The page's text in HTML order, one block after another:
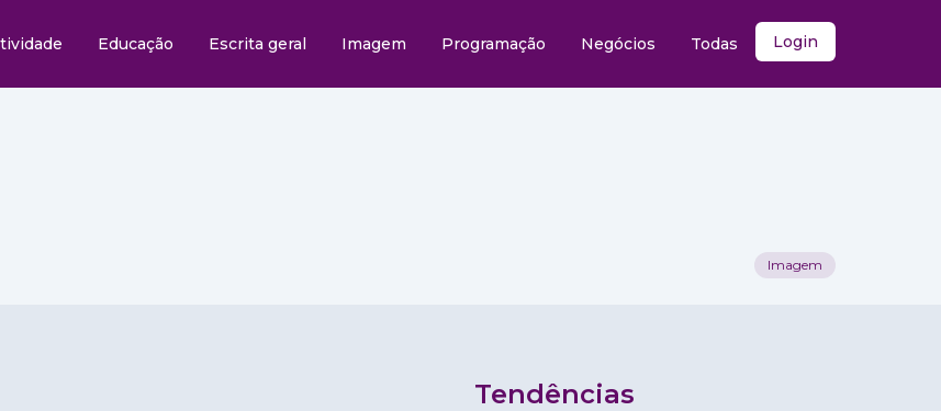
Educação Escrita geral Imagem Programação Negócios Todas Login
Imagem
Tendências